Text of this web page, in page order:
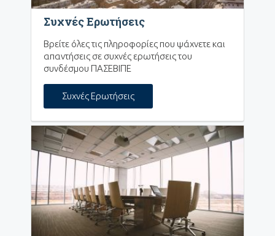
Συχνές Ερωτήσεις
Βρείτε όλες τις πληροφορίες που ψάχνετε και
απαντήσεις σε συχνές ερωτήσεις του
συνδέσμου ΠΑΣΕΒΙΠΕ
Συχνές Ερωτήσεις